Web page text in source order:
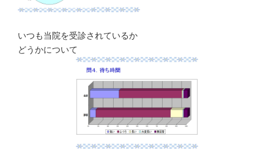
いつも当院を受診されているか
どうかについて